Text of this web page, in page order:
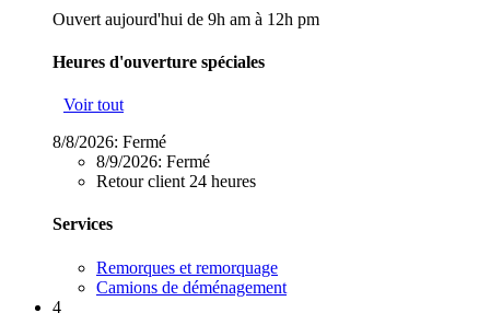
Ouvert aujourd'hui de 9h am à 12h pm
Heures d'ouverture spéciales
Voir tout
8/8/2026: Fermé
8/9/2026: Fermé
Retour client 24 heures
Services
Remorques et remorquage
Camions de déménagement
4